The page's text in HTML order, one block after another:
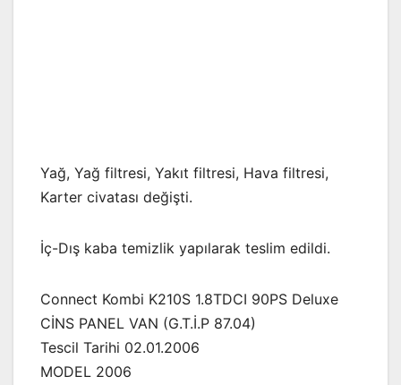
Yağ, Yağ filtresi, Yakıt filtresi, Hava filtresi,
Karter civatası değişti.
İç-Dış kaba temizlik yapılarak teslim edildi.
Connect Kombi K210S 1.8TDCI 90PS Deluxe
CİNS PANEL VAN (G.T.İ.P 87.04)
Tescil Tarihi 02.01.2006
MODEL 2006